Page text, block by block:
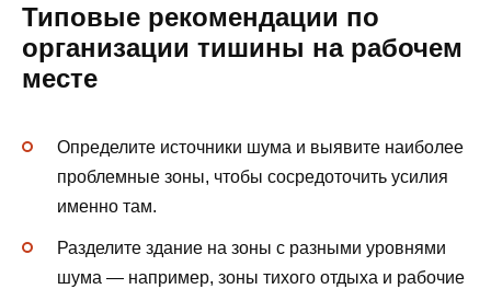
Типовые рекомендации по
организации тишины на рабочем
месте
Определите источники шума и выявите наиболее
проблемные зоны, чтобы сосредоточить усилия
именно там.
Разделите здание на зоны с разными уровнями
шума — например, зоны тихого отдыха и рабочие